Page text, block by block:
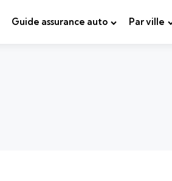
Guide assurance auto Par ville